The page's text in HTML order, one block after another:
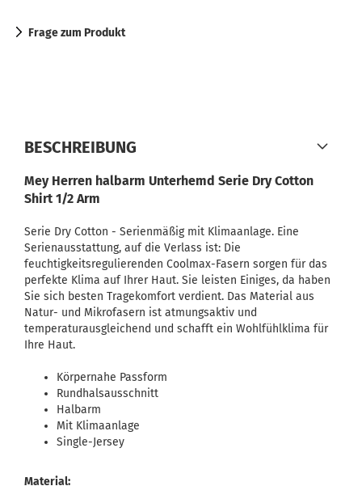
Frage zum Produkt
BESCHREIBUNG
Mey Herren halbarm Unterhemd Serie Dry Cotton
Shirt 1/2 Arm
Serie Dry Cotton - Serienmäßig mit Klimaanlage. Eine
Serienausstattung, auf die Verlass ist: Die
feuchtigkeitsregulierenden Coolmax-Fasern sorgen für das
perfekte Klima auf Ihrer Haut. Sie leisten Einiges, da haben
Sie sich besten Tragekomfort verdient. Das Material aus
Natur- und Mikrofasern ist atmungsaktiv und
temperaturausgleichend und schafft ein Wohlfühlklima für
Ihre Haut.
Körpernahe Passform
Rundhalsausschnitt
Halbarm
Mit Klimaanlage
Single-Jersey
Material: